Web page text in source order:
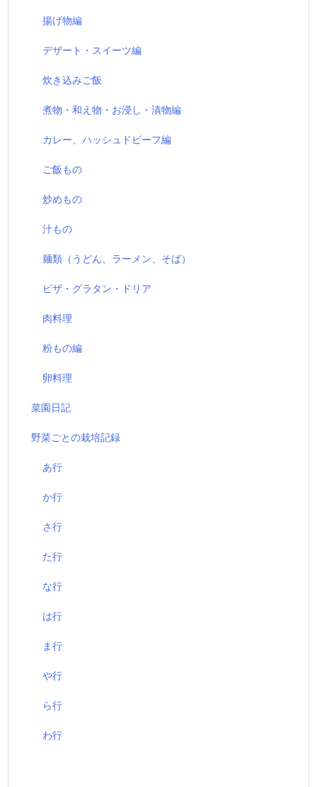
揚げ物編
デザート・スイーツ編
炊き込みご飯
煮物・和え物・お浸し・漬物編
カレー、ハッシュドビーフ編
ご飯もの
炒めもの
汁もの
麺類（うどん、ラーメン、そば）
ピザ・グラタン・ドリア
肉料理
粉もの編
卵料理
菜園日記
野菜ごとの栽培記録
あ行
か行
さ行
た行
な行
は行
ま行
や行
ら行
わ行